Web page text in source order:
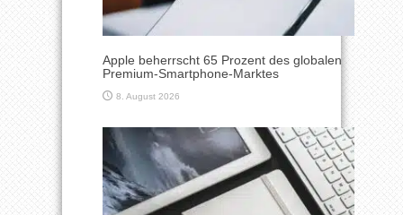
Apple beherrscht 65 Prozent des globalen
Premium-Smartphone-Marktes
8. August 2026